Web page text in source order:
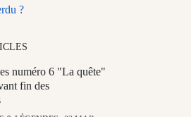
?
numéro 6 "La quête"
fin des